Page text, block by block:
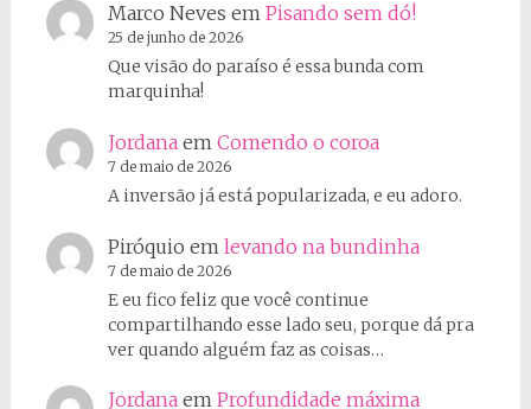
Marco Neves em Pisando sem dó!
25 de junho de 2026
Que visão do paraíso é essa bunda com
marquinha!
Jordanaem Comendo o coroa
7 de maio de 2026
A inversão já está popularizada, e eu adoro.
Piróquio em levando na bundinha
7 de maio de 2026
E eu fico feliz que você continue
compartilhando esse lado seu, porque dá pra
ver quando alguém faz as coisas…
Jordanaem Profundidade máxima